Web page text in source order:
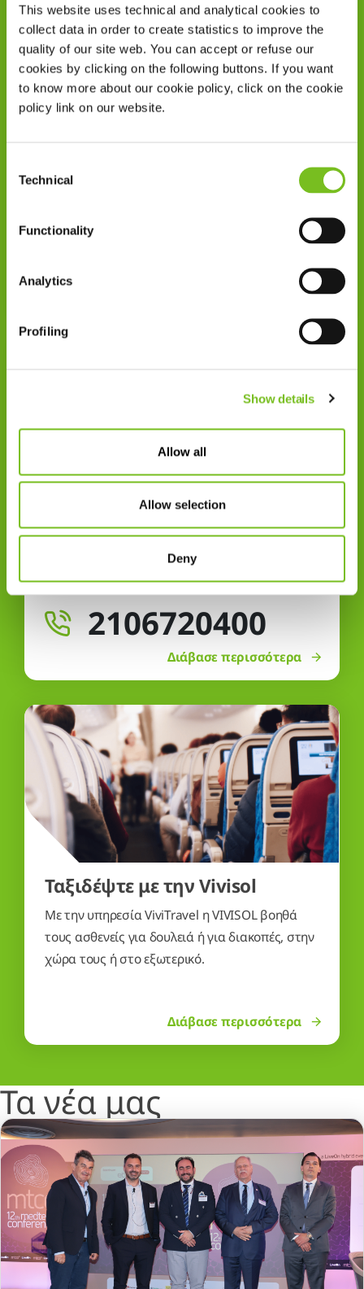
This website uses technical and analytical cookies to
collect data in order to create statistics to improve the
quality of our site web. You can accept or refuse our
cookies by clicking on the following buttons. If you want
to know more about our cookie policy, click on the cookie
policy link on our website.
Selection
Technical
Functionality
Analytics
Profiling
Show details
Allow all
Allow selection
Deny
Εξυπηρετούμε περίπου 700.000 ασθενείς σε 19
φροντίδα.
Διάβασε περισσότερα
Υποστήριξη 24 ώρες το 24ωρο
Δίπλα σας 24 ώρες με την υπηρεσία άμεσης
2106720400
Διάβασε περισσότερα
Ταξιδέψτε με την Vivisol
Με την υπηρεσία ViviTravel η VIVISOL βοηθά
τους ασθενείς για δουλειά ή για διακοπές, στην
χώρα τους ή στο εξωτερικό.
Διάβασε περισσότερα
Τα νέα μας